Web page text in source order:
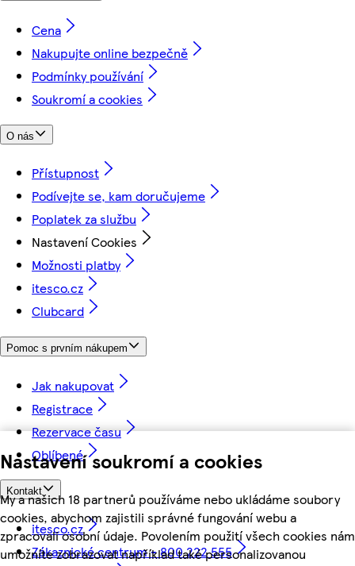
Nastavení soukromí a cookies
My a našich 18 partnerů používáme nebo ukládáme soubory
cookies, abychom zajistili správné fungování webu a
zpracovali osobní údaje. Povolením použití všech cookies nám
umožníte zobrazovat například také personalizovanou
Cena
Nakupujte online bezpečně
Podmínky používání
Soukromí a cookies
O nás
Přístupnost
Podívejte se, kam doručujeme
Poplatek za službu
Nastavení Cookies
Možnosti platby
itesco.cz
Clubcard
Pomoc s prvním nákupem
Jak nakupovat
Registrace
Rezervace času
Oblíbené
Kontakt
itesco.cz
Zákaznické centrum - 800 222 555